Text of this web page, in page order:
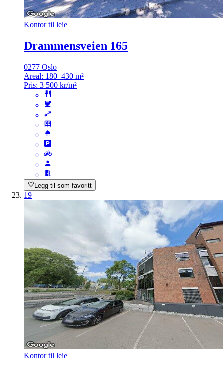
Kontor til leie
Drammensveien 165
0277 Oslo
Areal: 180–430 m²
Pris: 3 500 kr/m²
Legg til som favoritt
19
Kontor til leie